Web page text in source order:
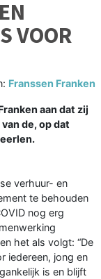
VOOR
Franssen Franken
aan dat zij
de, op dat
verhuur- en
te behouden
nog erg
het als volgt: “De
iedereen, jong en
is en blijft